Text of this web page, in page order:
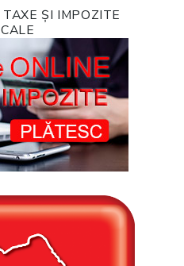
ȘI IMPOZITE